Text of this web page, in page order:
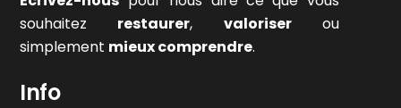
souhaitez restaurer, valoriserou
simplement mieux comprendre.
Info